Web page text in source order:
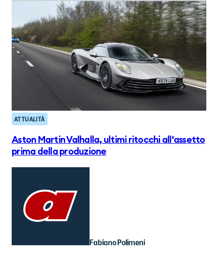
ATTUALITÀ
Aston Martin Valhalla, ultimi ritocchi all'assetto
prima della produzione
Fabiano Polimeni